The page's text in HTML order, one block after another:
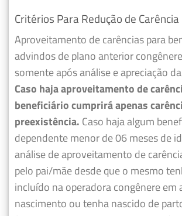
Critérios Para Redução de Carência
Aproveitamento de carências para
advindos de plano anterior
somente após análise e apreciação
Caso haja aproveitamento de
beneficiário cumprirá apenas
preexistência. Caso haja algum
dependente menor de 06 meses de
análise de aproveitamento de
pelo pai/mãe desde que o mesmo
incluído na operadora congênere em
nascimento ou tenha nascido de